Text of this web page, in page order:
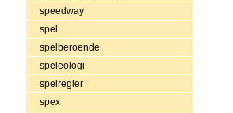
speedway
spel
spelberoende
speleologi
spelregler
spex